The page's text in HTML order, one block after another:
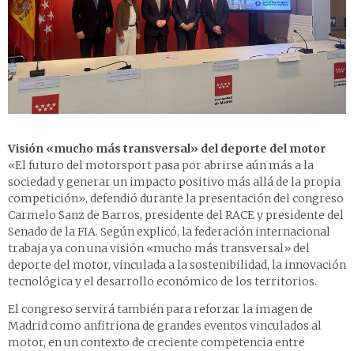
Visión «mucho más transversal» del deporte del motor
«El futuro del motorsport pasa por abrirse aún más a la
sociedad y generar un impacto positivo más allá de la propia
competición», defendió durante la presentación del congreso
Carmelo Sanz de Barros, presidente del RACE y presidente del
Senado de la FIA. Según explicó, la federación internacional
trabaja ya con una visión «mucho más transversal» del
deporte del motor, vinculada a la sostenibilidad, la innovación
tecnológica y el desarrollo económico de los territorios.
El congreso servirá también para reforzar la imagen de
Madrid como anfitriona de grandes eventos vinculados al
motor, en un contexto de creciente competencia entre